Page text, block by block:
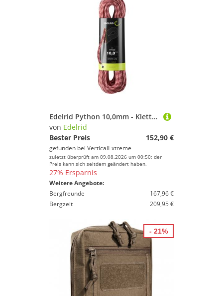
Edelrid Python 10,0mm - Kletterseil
von Edelrid
Bester Preis
152,90 €
gefunden bei VerticalExtreme
zuletzt überprüft am 09.08.2026 um 00:50; der
Preis kann sich seitdem geändert haben.
27% Ersparnis
Weitere Angebote:
Bergfreunde
167,96 €
Bergzeit
209,95 €
- 21%